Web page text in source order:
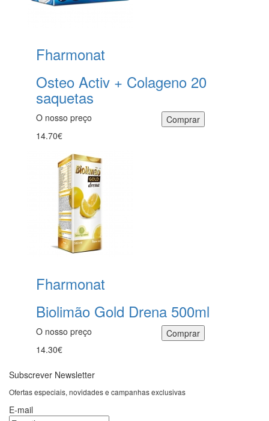
Fharmonat
Osteo Activ + Colageno 20
saquetas
O nosso preço
14.70€
Fharmonat
Biolimão Gold Drena 500ml
O nosso preço
14.30€
Subscrever Newsletter
Ofertas especiais, novidades e campanhas exclusivas
E-mail